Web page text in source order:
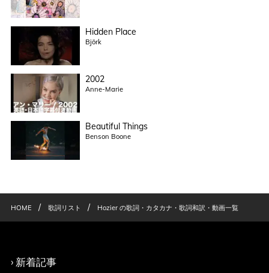
Hidden Place
Björk
2002
Anne-Marie
Beautiful Things
Benson Boone
HOME / 歌詞リスト / Hozier の歌詞・カタカナ・歌詞和訳・動画一覧
新着記事